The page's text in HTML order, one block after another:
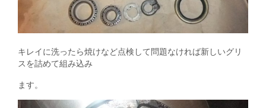
キレイに洗ったら焼けなど点検して問題なければ新しいグリ
スを詰めて組み込み
ます。